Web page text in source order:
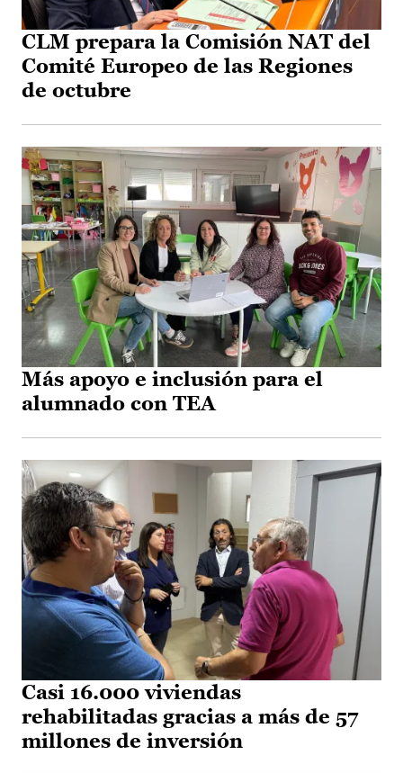
CLM prepara la Comisión NAT del
Comité Europeo de las Regiones
de octubre
Más apoyo e inclusión para el
alumnado con TEA
Casi 16.000 viviendas
rehabilitadas gracias a más de 57
millones de inversión